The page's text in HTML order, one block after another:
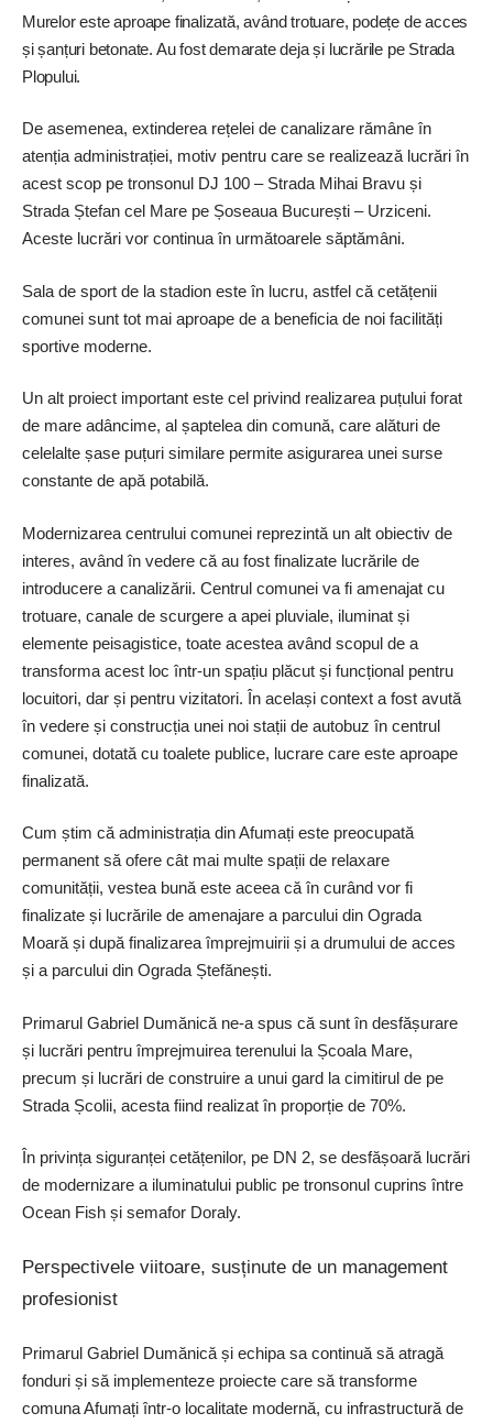
Murelor este aproape finalizată, având trotuare, podețe de acces
și șanțuri betonate. Au fost demarate deja și lucrările pe Strada
Plopului.
De asemenea, extinderea rețelei de canalizare rămâne în
atenția administrației, motiv pentru care se realizează lucrări în
acest scop pe tronsonul DJ 100 – Strada Mihai Bravu și
Strada Ștefan cel Mare pe Șoseaua București – Urziceni.
Aceste lucrări vor continua în următoarele săptămâni.
Sala de sport de la stadion este în lucru, astfel că cetățenii
comunei sunt tot mai aproape de a beneficia de noi facilități
sportive moderne.
Un alt proiect important este cel privind realizarea puțului forat
de mare adâncime, al șaptelea din comună, care alături de
celelalte șase puțuri similare permite asigurarea unei surse
constante de apă potabilă.
Modernizarea centrului comunei reprezintă un alt obiectiv de
interes, având în vedere că au fost finalizate lucrările de
introducere a canalizării. Centrul comunei va fi amenajat cu
trotuare, canale de scurgere a apei pluviale, iluminat și
elemente peisagistice, toate acestea având scopul de a
transforma acest loc într-un spațiu plăcut și funcțional pentru
locuitori, dar și pentru vizitatori. În același context a fost avută
în vedere și construcția unei noi stații de autobuz în centrul
comunei, dotată cu toalete publice, lucrare care este aproape
finalizată.
Cum știm că ad­mi­nistrația din Afumați este preocupată
permanent să ofere cât mai multe spații de relaxare
comunității, vestea bună este aceea că în curând vor fi
finalizate și lucrările de amenajare a parcului din Ograda
Moară și după finalizarea împrejmuirii și a drumului de acces
și a parcului din Ograda Ștefănești.
Primarul Gabriel Dumănică ne-a spus că sunt în desfășurare
și lucrări pentru împrejmuirea terenului la Școala Mare,
precum și lucrări de construire a unui gard la cimitirul de pe
Strada Școlii, acesta fiind realizat în proporție de 70%.
În privința siguranței cetățenilor, pe DN 2, se desfășoară lucrări
de modernizare a iluminatului public pe tronsonul cuprins între
Ocean Fish și semafor Doraly.
Perspectivele viitoare, susținute de un management
profesionist
Primarul Gabriel Dumănică și echipa sa continuă să atragă
fonduri și să implementeze proiecte care să transforme
comuna Afumați într-o localitate modernă, cu infrastructură de